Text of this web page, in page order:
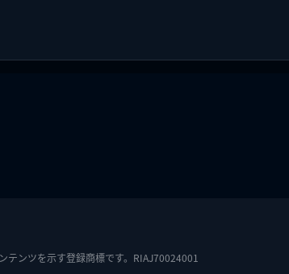
テンツを示す登録商標です。RIAJ70024001